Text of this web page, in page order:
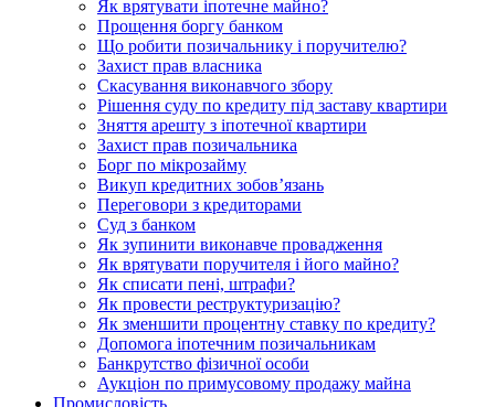
Як врятувати іпотечне майно?
Прощення боргу банком
Що робити позичальнику і поручителю?
Захист прав власника
Скасування виконавчого збору
Рішення суду по кредиту під заставу квартири
Зняття арешту з іпотечної квартири
Захист прав позичальника
Борг по мікрозайму
Викуп кредитних зобов’язань
Переговори з кредиторами
Суд з банком
Як зупинити виконавче провадження
Як врятувати поручителя і його майно?
Як списати пені, штрафи?
Як провести реструктуризацію?
Як зменшити процентну ставку по кредиту?
Допомога іпотечним позичальникам
Банкрутство фізичної особи
Аукціон по примусовому продажу майна
Промисловість